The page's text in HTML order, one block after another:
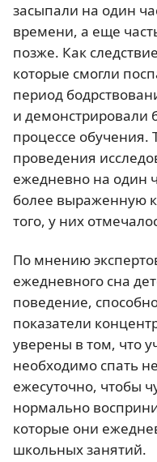
засыпали на один
времени, а еще
позже. Как
которые смогли
период
и демонстрировали
процессе обучения.
проведения
ежедневно на один
более выраженную
того, у них
По мнению
ежедневного сна
поведение,
показатели
уверены в том, что
необходимо спать
ежесуточно, чтобы
нормально
которые они
школьных занятий.